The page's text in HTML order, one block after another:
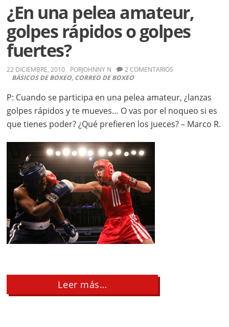
ganar
a
peleadores
diestros
¿En una pelea amateur,
golpes rápidos o golpes
fuertes?
22 DICIEMBRE, 2010 PORJOHNNY N
BÁSICOS DE BOXEO, CORREO DE BOXEO
2 COMENTARIOS
P: Cuando se participa en una pelea amateur, ¿lanzas
golpes rápidos y te mueves… O vas por el noqueo si es
que tienes poder? ¿Qué prefieren los jueces? – Marco R.
Leer más…
¿En